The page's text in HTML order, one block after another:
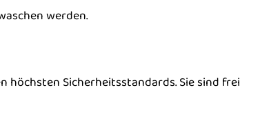
werden.
höchsten Sicherheitsstandards. Sie sind frei